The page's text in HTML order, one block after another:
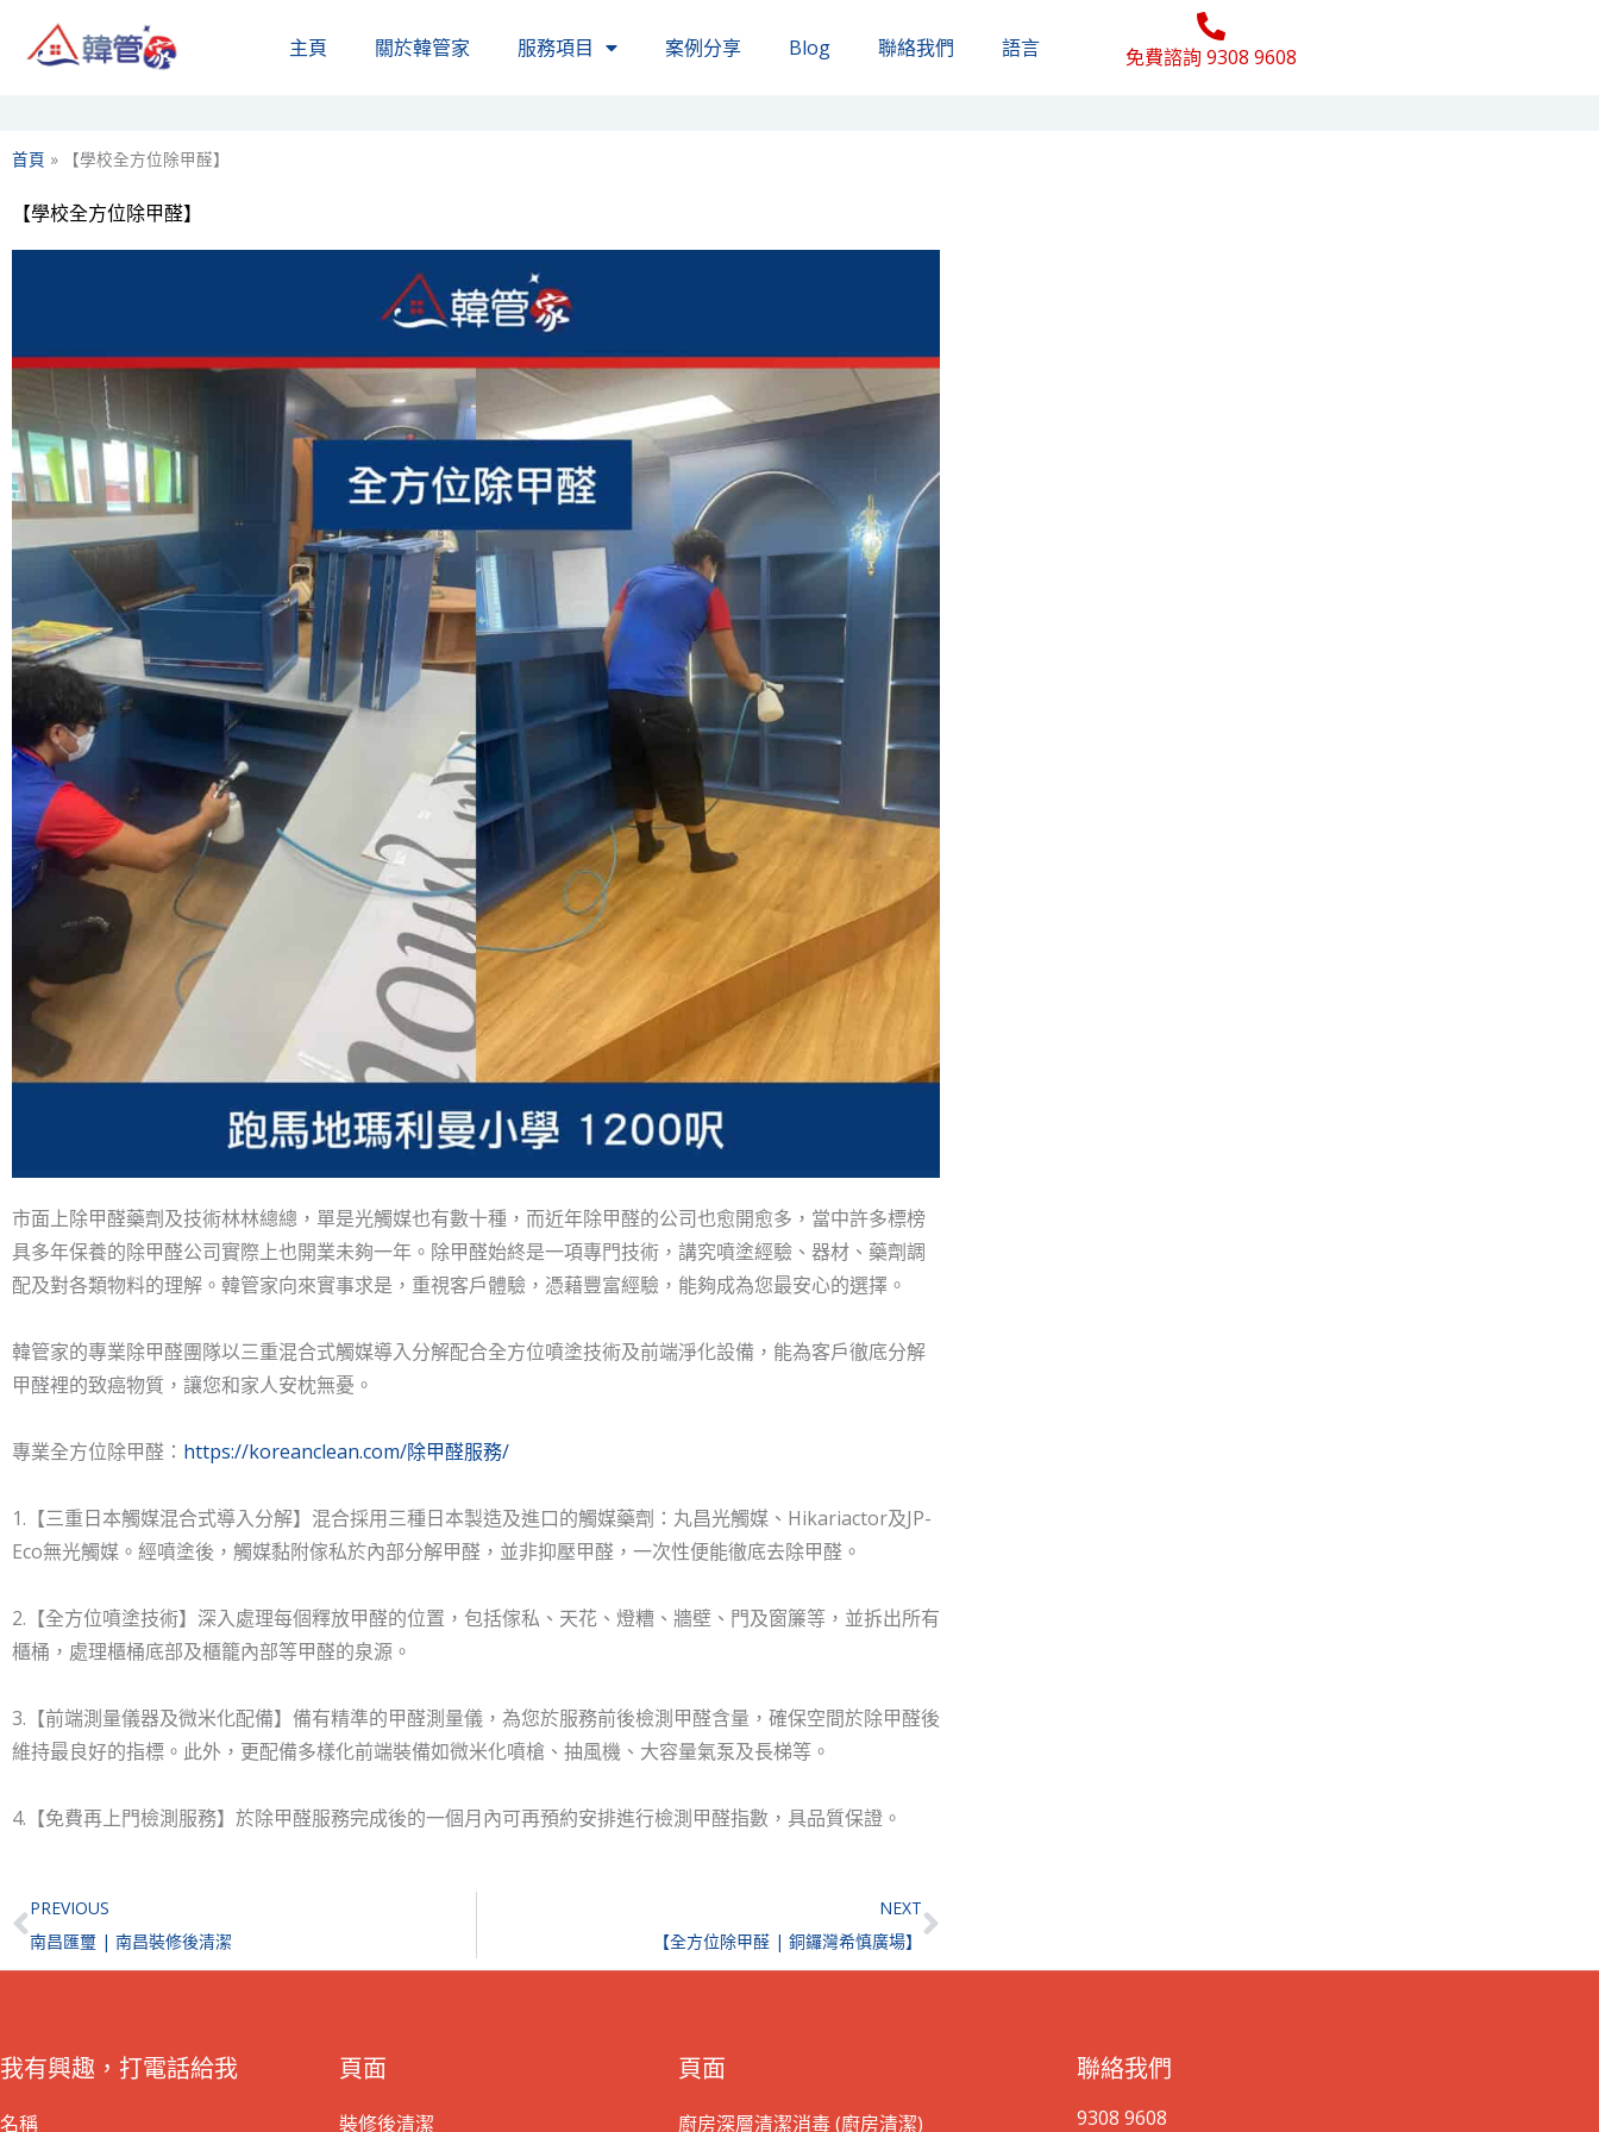
主頁 關於韓管家​ 服務項目 案例分享 Blog 聯絡我們 語言 免費諮詢 9308 9608
首頁 » 【學校全方位除甲醛】
【學校全方位除甲醛】
市面上除甲醛藥劑及技術林林總總，單是光觸媒也有數十種，而近年除甲醛的公司也愈開愈多，當中許多標榜
具多年保養的除甲醛公司實際上也開業未夠一年。除甲醛始終是一項專門技術，講究噴塗經驗、器材、藥劑調
配及對各類物料的理解。韓管家向來實事求是，重視客戶體驗，憑藉豐富經驗，能夠成為您最安心的選擇。
韓管家的專業除甲醛團隊以三重混合式觸媒導入分解配合全方位噴塗技術及前端淨化設備，能為客戶徹底分解
甲醛裡的致癌物質，讓您和家人安枕無憂。
專業全方位除甲醛： https://koreanclean.com/除甲醛服務/
1.【三重日本觸媒混合式導入分解】混合採用三種日本製造及進口的觸媒藥劑：丸昌光觸媒、Hikariactor及JP-
Eco無光觸媒。經噴塗後，觸媒黏附傢私於內部分解甲醛，並非抑壓甲醛，一次性便能徹底去除甲醛。
2.【全方位噴塗技術】深入處理每個釋放甲醛的位置，包括傢私、天花、燈糟、牆壁、門及窗簾等，並拆出所有
櫃桶，處理櫃桶底部及櫃籠內部等甲醛的泉源。
3.【前端測量儀器及微米化配備】備有精準的甲醛測量儀，為您於服務前後檢測甲醛含量，確保空間於除甲醛後
維持最良好的指標。此外，更配備多樣化前端裝備如微米化噴槍、抽風機、大容量氣泵及長梯等。
4.【免費再上門檢測服務】於除甲醛服務完成後的一個月內可再預約安排進行檢測甲醛指數，具品質保證。
Prev
PREVIOUS
南昌匯璽 | 南昌裝修後清潔
NEXT
【全方位除甲醛 | 銅鑼灣希慎廣場】
Next
我有興趣，打電話給我
名稱
頁面
裝修後清潔
頁面
廚房深層清潔消毒 (廚房清潔)
聯絡我們
9308 9608